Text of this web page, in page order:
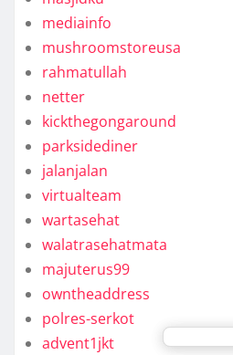
mediainfo
mushroomstoreusa
rahmatullah
netter
kickthegongaround
parksidediner
jalanjalan
virtualteam
wartasehat
walatrasehatmata
majuterus99
owntheaddress
polres-serkot
advent1jkt